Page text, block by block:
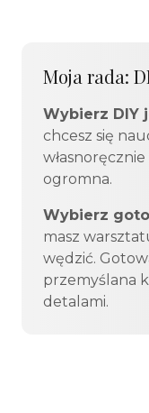
Moja rada:
Wybierz DIY
chcesz się
ogromna.
Wybierz
masz
wędzić.
przemyślana
detalami.